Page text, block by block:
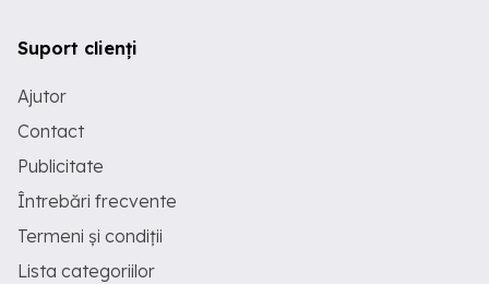
Suport clienți
Ajutor
Contact
Publicitate
Întrebări frecvente
Termeni și condiții
Lista categoriilor